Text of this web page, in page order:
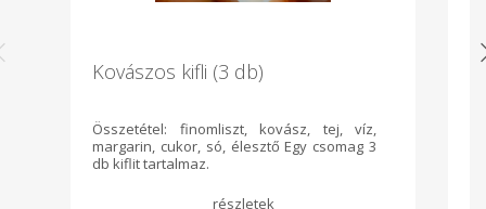
Kovászos kifli (3 db)
Összetétel: finomliszt, kovász, tej, víz,
margarin, cukor, só, élesztő Egy csomag 3
db kiflit tartalmaz.